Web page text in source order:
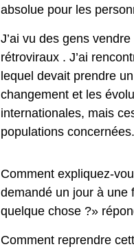
absolue pour les
J’ai vu des gens
rétroviraux . J’ai
lequel devait prendre
changement et les
internationales, mais
populations
Comment expliquez-
demandé un jour à une
quelque chose ?»
Comment reprendre